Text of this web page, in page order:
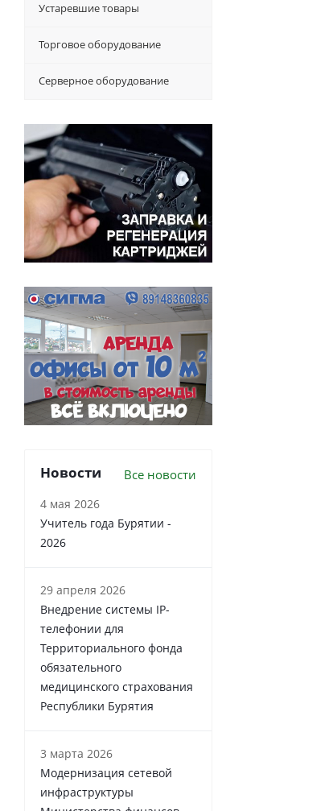
Устаревшие товары
Торговое оборудование
Серверное оборудование
Новости Все новости
4 мая 2026
Учитель года Бурятии -
2026
29 апреля 2026
Внедрение системы IP-
телефонии для
Территориального фонда
обязательного
медицинского страхования
Республики Бурятия
3 марта 2026
Модернизация сетевой
инфраструктуры